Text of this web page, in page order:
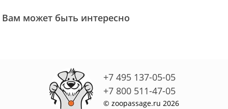
Вам может быть интересно
+7 495 137-05-05
+7 800 511-47-05
© zoopassage.ru 2026